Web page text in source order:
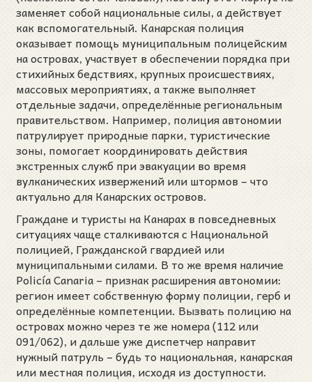
заменяет собой национальные силы, а действует
как вспомогательный. Канарская полиция
оказывает помощь муниципальным полицейским
на островах, участвует в обеспечении порядка при
стихийных бедствиях, крупных происшествиях,
массовых мероприятиях, а также выполняет
отдельные задачи, определённые региональным
правительством. Например, полиция автономии
патрулирует природные парки, туристические
зоны, помогает координировать действия
экстренных служб при эвакуации во время
вулканических извержений или штормов – что
актуально для Канарских островов.
Граждане и туристы на Канарах в повседневных
ситуациях чаще сталкиваются с Национальной
полицией, Гражданской гвардией или
муниципальными силами. В то же время наличие
Policía Canaria – признак расширения автономии:
регион имеет собственную форму полиции, герб и
определённые компетенции. Вызвать полицию на
островах можно через те же номера (112 или
091/062), и дальше уже диспетчер направит
нужный патруль – будь то национальная, канарская
или местная полиция, исходя из доступности.